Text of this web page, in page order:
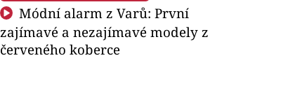
Módní alarm z Varů: První
zajímavé a nezajímavé modely z
červeného koberce